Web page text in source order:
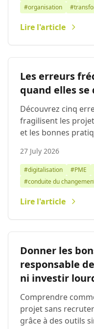
#organisation
Lire l'article
Les erreurs
quand elles
Découvrez cinq
fragilisent les
et les bonnes
27 July 2026
#digitalisation #PME
#conduite du
Lire l'article
Donner les
responsable
ni investir
Comprendre
projet sans
grâce à des outils